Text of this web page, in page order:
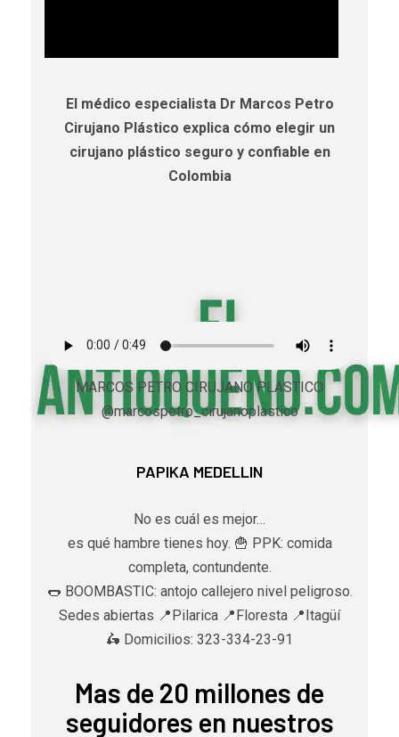
El médico especialista Dr Marcos Petro
Cirujano Plástico explica cómo elegir un
cirujano plástico seguro y confiable en
Colombia
MARCOS PETRO CIRUJANO PLASTICO
@marcospetro_cirujanoplastico
PAPIKA MEDELLIN
No es cuál es mejor…
es qué hambre tienes hoy. 🍟 PPK: comida
completa, contundente.
🌭 BOOMBASTIC: antojo callejero nivel peligroso.
Sedes abiertas 📍Pilarica 📍Floresta 📍Itagüí
🛵 Domicilios: 323-334-23-91
Mas de 20 millones de
seguidores en nuestros